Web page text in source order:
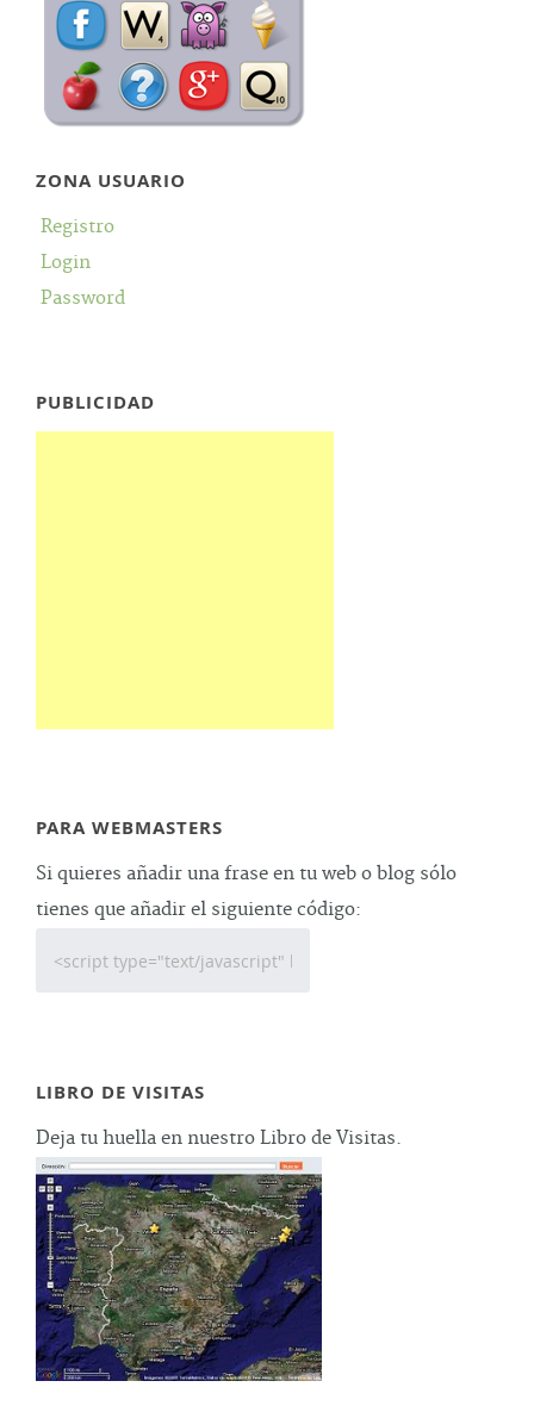
ZONA USUARIO
Registro
Login
Password
PUBLICIDAD
PARA WEBMASTERS
Si quieres añadir una frase en tu web o blog sólo
tienes que añadir el siguiente código:
LIBRO DE VISITAS
Deja tu huella en nuestro Libro de Visitas.